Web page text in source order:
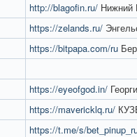
http://blagofin.ru/ Нижний
https://zelands.ru/
https://bitpapa.com/ru
https://eyeofgod.in/
https://mavericklq.ru/
https://t.me/s/